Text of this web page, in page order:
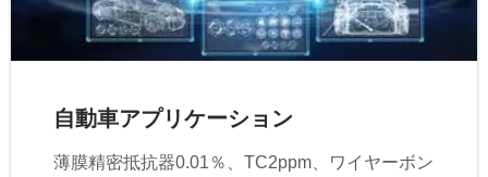
自動車アプリケーション
薄膜精密抵抗器0.01％、TC2ppm、ワイヤーボン